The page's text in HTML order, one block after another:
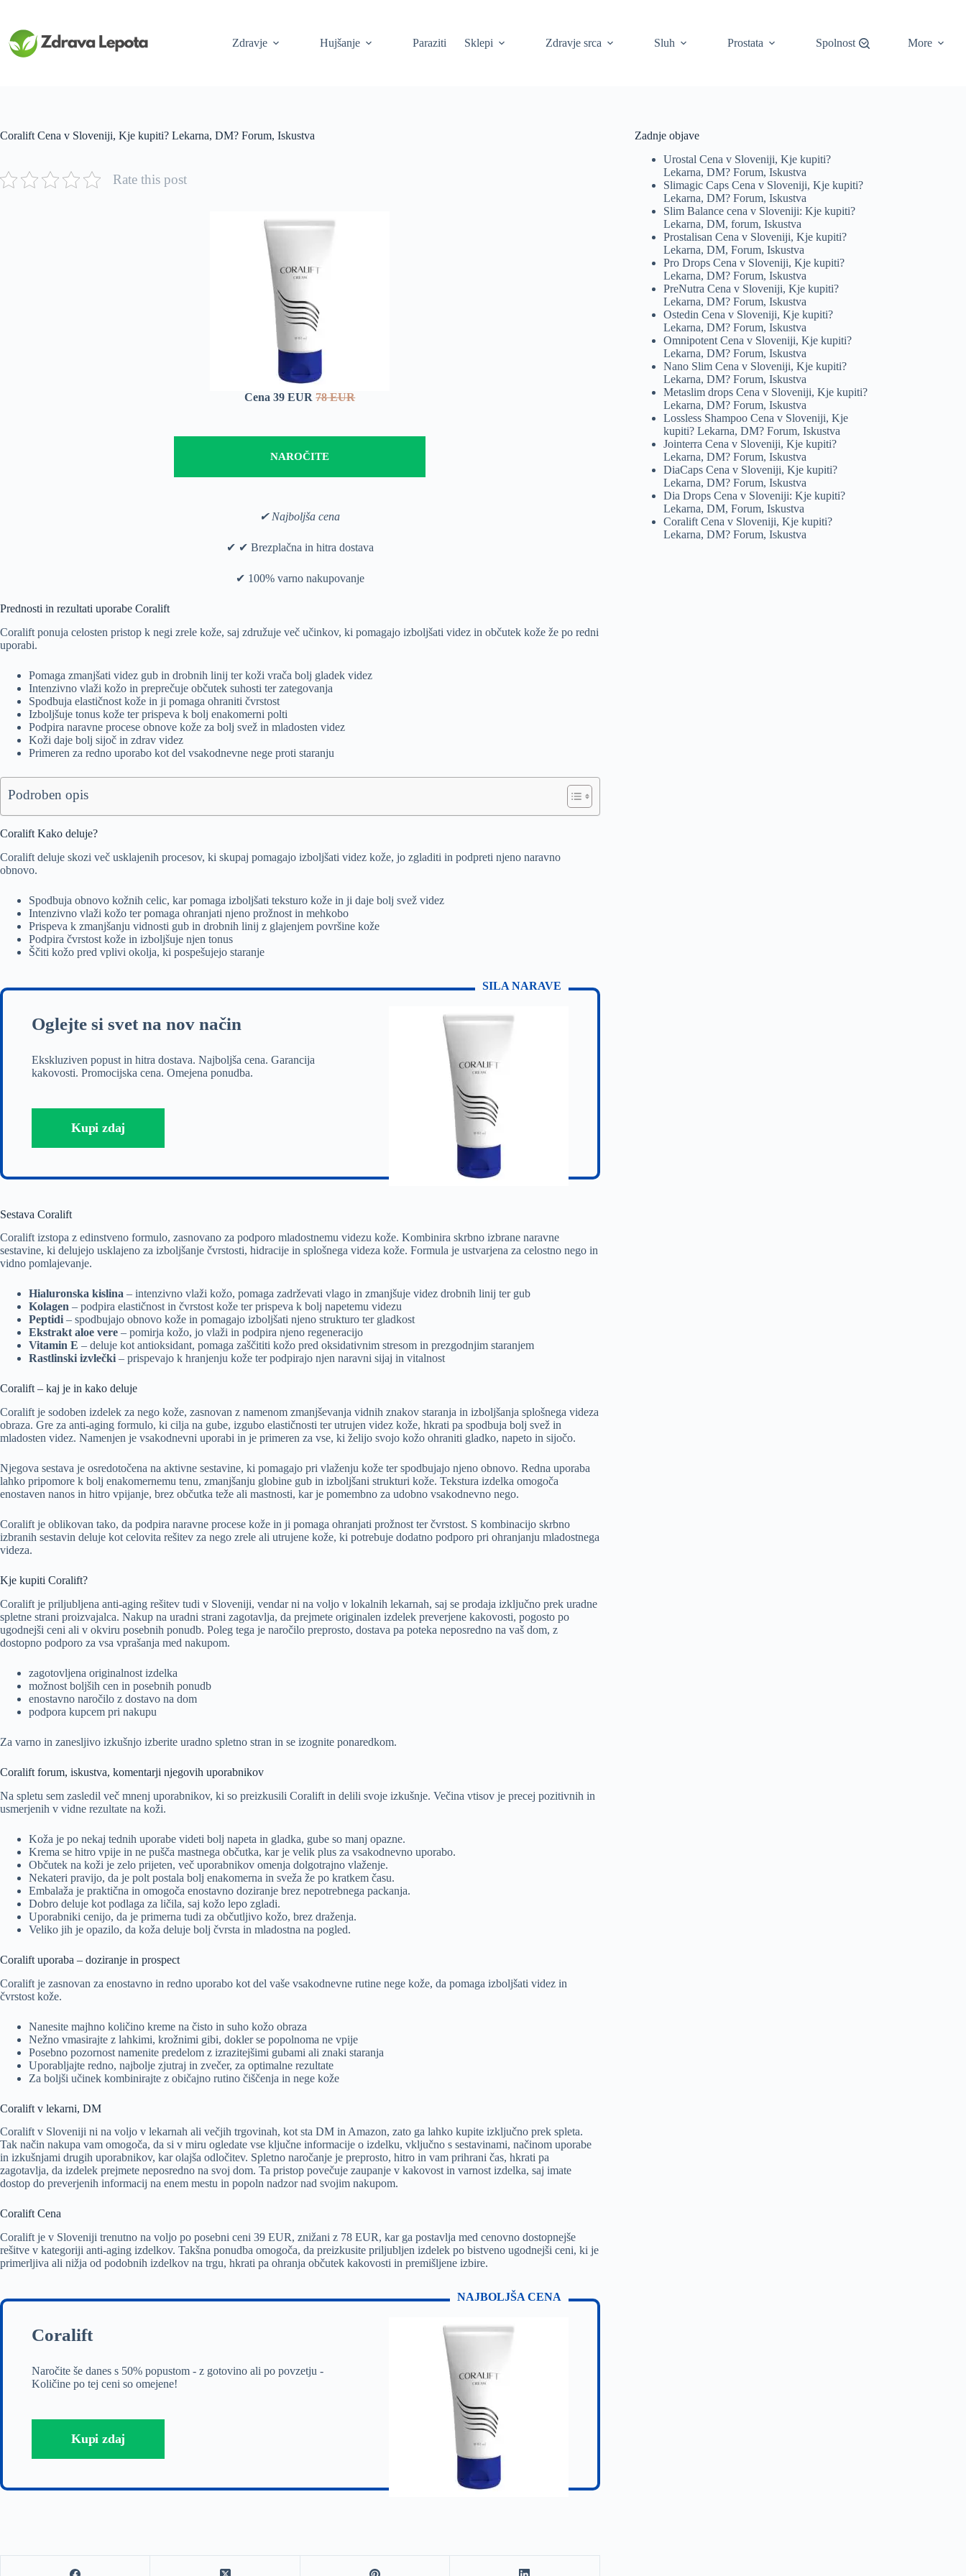
content
Zdravje
Hujšanje Paraziti Sklepi Zdravje srca Sluh Prostata Spolnost More
Coralift Cena v Sloveniji, Kje kupiti? Lekarna, DM? Forum, Iskustva
Rate this post
Cena 39 EUR78 EUR
NAROČITE
✔ Najboljša cena
✔ ✔ Brezplačna in hitra dostava
✔ 100% varno nakupovanje
Prednosti in rezultati uporabe Coralift
Coralift ponuja celosten pristop k negi zrele kože, saj združuje več učinkov, ki pomagajo izboljšati videz in občutek kože že po redni
uporabi.
Pomaga zmanjšati videz gub in drobnih linij ter koži vrača bolj gladek videz
Intenzivno vlaži kožo in preprečuje občutek suhosti ter zategovanja
Spodbuja elastičnost kože in ji pomaga ohraniti čvrstost
Izboljšuje tonus kože ter prispeva k bolj enakomerni polti
Podpira naravne procese obnove kože za bolj svež in mladosten videz
Koži daje bolj sijoč in zdrav videz
Primeren za redno uporabo kot del vsakodnevne nege proti staranju
Podroben opis
Coralift Kako deluje?
Coralift deluje skozi več usklajenih procesov, ki skupaj pomagajo izboljšati videz kože, jo zgladiti in podpreti njeno naravno
obnovo.
Spodbuja obnovo kožnih celic, kar pomaga izboljšati teksturo kože in ji daje bolj svež videz
Intenzivno vlaži kožo ter pomaga ohranjati njeno prožnost in mehkobo
Prispeva k zmanjšanju vidnosti gub in drobnih linij z glajenjem površine kože
Podpira čvrstost kože in izboljšuje njen tonus
Ščiti kožo pred vplivi okolja, ki pospešujejo staranje
SILA NARAVE
Oglejte si svet na nov način
Ekskluziven popust in hitra dostava. Najboljša cena. Garancija
kakovosti. Promocijska cena. Omejena ponudba.
Kupi zdaj
Sestava Coralift
Coralift izstopa z edinstveno formulo, zasnovano za podporo mladostnemu videzu kože. Kombinira skrbno izbrane naravne
sestavine, ki delujejo usklajeno za izboljšanje čvrstosti, hidracije in splošnega videza kože. Formula je ustvarjena za celostno nego in
vidno pomlajevanje.
Hialuronska kislina – intenzivno vlaži kožo, pomaga zadrževati vlago in zmanjšuje videz drobnih linij ter gub
Kolagen – podpira elastičnost in čvrstost kože ter prispeva k bolj napetemu videzu
Peptidi – spodbujajo obnovo kože in pomagajo izboljšati njeno strukturo ter gladkost
Ekstrakt aloe vere – pomirja kožo, jo vlaži in podpira njeno regeneracijo
Vitamin E – deluje kot antioksidant, pomaga zaščititi kožo pred oksidativnim stresom in prezgodnjim staranjem
Rastlinski izvlečki – prispevajo k hranjenju kože ter podpirajo njen naravni sijaj in vitalnost
Coralift – kaj je in kako deluje
Coralift je sodoben izdelek za nego kože, zasnovan z namenom zmanjševanja vidnih znakov staranja in izboljšanja splošnega videza
obraza. Gre za anti-aging formulo, ki cilja na gube, izgubo elastičnosti ter utrujen videz kože, hkrati pa spodbuja bolj svež in
mladosten videz. Namenjen je vsakodnevni uporabi in je primeren za vse, ki želijo svojo kožo ohraniti gladko, napeto in sijočo.
Njegova sestava je osredotočena na aktivne sestavine, ki pomagajo pri vlaženju kože ter spodbujajo njeno obnovo. Redna uporaba
lahko pripomore k bolj enakomernemu tenu, zmanjšanju globine gub in izboljšani strukturi kože. Tekstura izdelka omogoča
enostaven nanos in hitro vpijanje, brez občutka teže ali mastnosti, kar je pomembno za udobno vsakodnevno nego.
Coralift je oblikovan tako, da podpira naravne procese kože in ji pomaga ohranjati prožnost ter čvrstost. S kombinacijo skrbno
izbranih sestavin deluje kot celovita rešitev za nego zrele ali utrujene kože, ki potrebuje dodatno podporo pri ohranjanju mladostnega
videza.
Kje kupiti Coralift?
Coralift je priljubljena anti-aging rešitev tudi v Sloveniji, vendar ni na voljo v lokalnih lekarnah, saj se prodaja izključno prek uradne
spletne strani proizvajalca. Nakup na uradni strani zagotavlja, da prejmete originalen izdelek preverjene kakovosti, pogosto po
ugodnejši ceni ali v okviru posebnih ponudb. Poleg tega je naročilo preprosto, dostava pa poteka neposredno na vaš dom, z
dostopno podporo za vsa vprašanja med nakupom.
zagotovljena originalnost izdelka
možnost boljših cen in posebnih ponudb
enostavno naročilo z dostavo na dom
podpora kupcem pri nakupu
Za varno in zanesljivo izkušnjo izberite uradno spletno stran in se izognite ponaredkom.
Coralift forum, iskustva, komentarji njegovih uporabnikov
Na spletu sem zasledil več mnenj uporabnikov, ki so preizkusili Coralift in delili svoje izkušnje. Večina vtisov je precej pozitivnih in
usmerjenih v vidne rezultate na koži.
Koža je po nekaj tednih uporabe videti bolj napeta in gladka, gube so manj opazne.
Krema se hitro vpije in ne pušča mastnega občutka, kar je velik plus za vsakodnevno uporabo.
Občutek na koži je zelo prijeten, več uporabnikov omenja dolgotrajno vlaženje.
Nekateri pravijo, da je polt postala bolj enakomerna in sveža že po kratkem času.
Embalaža je praktična in omogoča enostavno doziranje brez nepotrebnega packanja.
Dobro deluje kot podlaga za ličila, saj kožo lepo zgladi.
Uporabniki cenijo, da je primerna tudi za občutljivo kožo, brez draženja.
Veliko jih je opazilo, da koža deluje bolj čvrsta in mladostna na pogled.
Coralift uporaba – doziranje in prospect
Coralift je zasnovan za enostavno in redno uporabo kot del vaše vsakodnevne rutine nege kože, da pomaga izboljšati videz in
čvrstost kože.
Nanesite majhno količino kreme na čisto in suho kožo obraza
Nežno vmasirajte z lahkimi, krožnimi gibi, dokler se popolnoma ne vpije
Posebno pozornost namenite predelom z izrazitejšimi gubami ali znaki staranja
Uporabljajte redno, najbolje zjutraj in zvečer, za optimalne rezultate
Za boljši učinek kombinirajte z običajno rutino čiščenja in nege kože
Coralift v lekarni, DM
Coralift v Sloveniji ni na voljo v lekarnah ali večjih trgovinah, kot sta DM in Amazon, zato ga lahko kupite izključno prek spleta.
Tak način nakupa vam omogoča, da si v miru ogledate vse ključne informacije o izdelku, vključno s sestavinami, načinom uporabe
in izkušnjami drugih uporabnikov, kar olajša odločitev. Spletno naročanje je preprosto, hitro in vam prihrani čas, hkrati pa
zagotavlja, da izdelek prejmete neposredno na svoj dom. Ta pristop povečuje zaupanje v kakovost in varnost izdelka, saj imate
dostop do preverjenih informacij na enem mestu in popoln nadzor nad svojim nakupom.
Coralift Cena
Coralift je v Sloveniji trenutno na voljo po posebni ceni 39 EUR, znižani z 78 EUR, kar ga postavlja med cenovno dostopnejše
rešitve v kategoriji anti-aging izdelkov. Takšna ponudba omogoča, da preizkusite priljubljen izdelek po bistveno ugodnejši ceni, ki je
primerljiva ali nižja od podobnih izdelkov na trgu, hkrati pa ohranja občutek kakovosti in premišljene izbire.
NAJBOLJŠA CENA
Coralift
Naročite še danes s 50% popustom - z gotovino ali po povzetju -
Količine po tej ceni so omejene!
Kupi zdaj
Zadnje objave
Urostal Cena v Sloveniji, Kje kupiti?
Lekarna, DM? Forum, Iskustva
Slimagic Caps Cena v Sloveniji, Kje kupiti?
Lekarna, DM? Forum, Iskustva
Slim Balance cena v Sloveniji: Kje kupiti?
Lekarna, DM, forum, Iskustva
Prostalisan Cena v Sloveniji, Kje kupiti?
Lekarna, DM, Forum, Iskustva
Pro Drops Cena v Sloveniji, Kje kupiti?
Lekarna, DM? Forum, Iskustva
PreNutra Cena v Sloveniji, Kje kupiti?
Lekarna, DM? Forum, Iskustva
Ostedin Cena v Sloveniji, Kje kupiti?
Lekarna, DM? Forum, Iskustva
Omnipotent Cena v Sloveniji, Kje kupiti?
Lekarna, DM? Forum, Iskustva
Nano Slim Cena v Sloveniji, Kje kupiti?
Lekarna, DM? Forum, Iskustva
Metaslim drops Cena v Sloveniji, Kje kupiti?
Lekarna, DM? Forum, Iskustva
Lossless Shampoo Cena v Sloveniji, Kje
kupiti? Lekarna, DM? Forum, Iskustva
Jointerra Cena v Sloveniji, Kje kupiti?
Lekarna, DM? Forum, Iskustva
DiaCaps Cena v Sloveniji, Kje kupiti?
Lekarna, DM? Forum, Iskustva
Dia Drops Cena v Sloveniji: Kje kupiti?
Lekarna, DM, Forum, Iskustva
Coralift Cena v Sloveniji, Kje kupiti?
Lekarna, DM? Forum, Iskustva